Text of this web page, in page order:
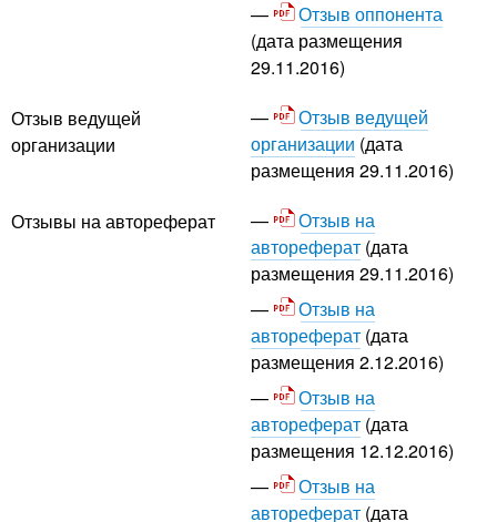
Отзыв оппонента
(дата размещения
29.11.2016)
Отзыв ведущей
организации
Отзыв ведущей
организации (дата
размещения 29.11.2016)
Отзывы на автореферат
Отзыв на
автореферат (дата
размещения 29.11.2016)
Отзыв на
автореферат (дата
размещения 2.12.2016)
Отзыв на
автореферат (дата
размещения 12.12.2016)
Отзыв на
автореферат (дата